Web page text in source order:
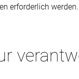
erforderlich